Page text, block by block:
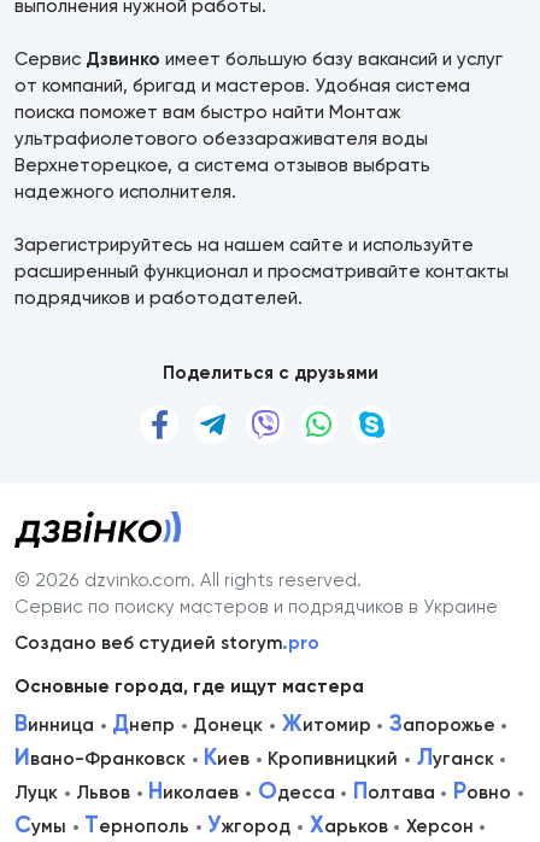
выполнения нужной работы.
Сервис Дзвинко имеет большую базу вакансий и услуг
от компаний, бригад и мастеров. Удобная система
поиска поможет вам быстро найти Монтаж
ультрафиолетового обеззараживателя воды
Верхнеторецкое, а система отзывов выбрать
надежного исполнителя.
Зарегистрируйтесь на нашем сайте и используйте
расширенный функционал и просматривайте контакты
подрядчиков и работодателей.
Поделиться с друзьями
© 2026 dzvinko.com. All rights reserved.
Сервис по поиску мастеров и подрядчиков в Украине
Создано веб студией storym.pro
Основные города, где ищут мастера
Винница Днепр Донецк Житомир Запорожье
Ивано-Франковск Киев Кропивницкий Луганск
Луцк
Львов Николаев Одесса Полтава Ровно
Сумы Тернополь Ужгород Харьков Херсон